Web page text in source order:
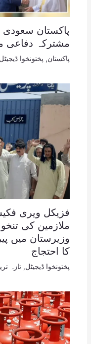
پاکستان سعودی
مشترکہ دفاعی
پاکستان پختونخوا ڈیجیٹل
ملازمین کی
وزیرستان میں
کا احتجاج
پختونخوا ڈیجیٹل تازہ